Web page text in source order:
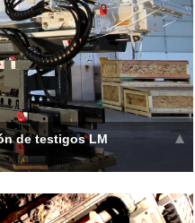
de testigos LM
El marco de
>>